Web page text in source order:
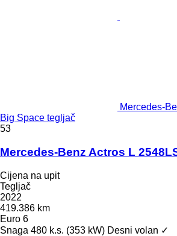
Mercedes-
Big Space tegljač
53
Mercedes-Benz Actros L
Cijena na upit
Tegljač
2022
419.386 km
Euro 6
Snaga 480 k.s. (353 kW) Desni volan ✓